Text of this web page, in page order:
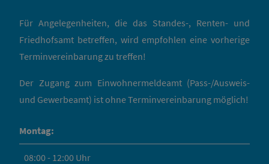
Für Angelegenheiten, die das Standes-, Renten- und
Friedhofsamt betreffen, wird empfohlen eine vorherige
Terminvereinbarung zu treffen!
Der Zugang zum Einwohnermeldeamt (Pass-/Ausweis-
und Gewerbeamt) ist ohne Terminvereinbarung möglich!
Montag:
08:00 - 12:00 Uhr